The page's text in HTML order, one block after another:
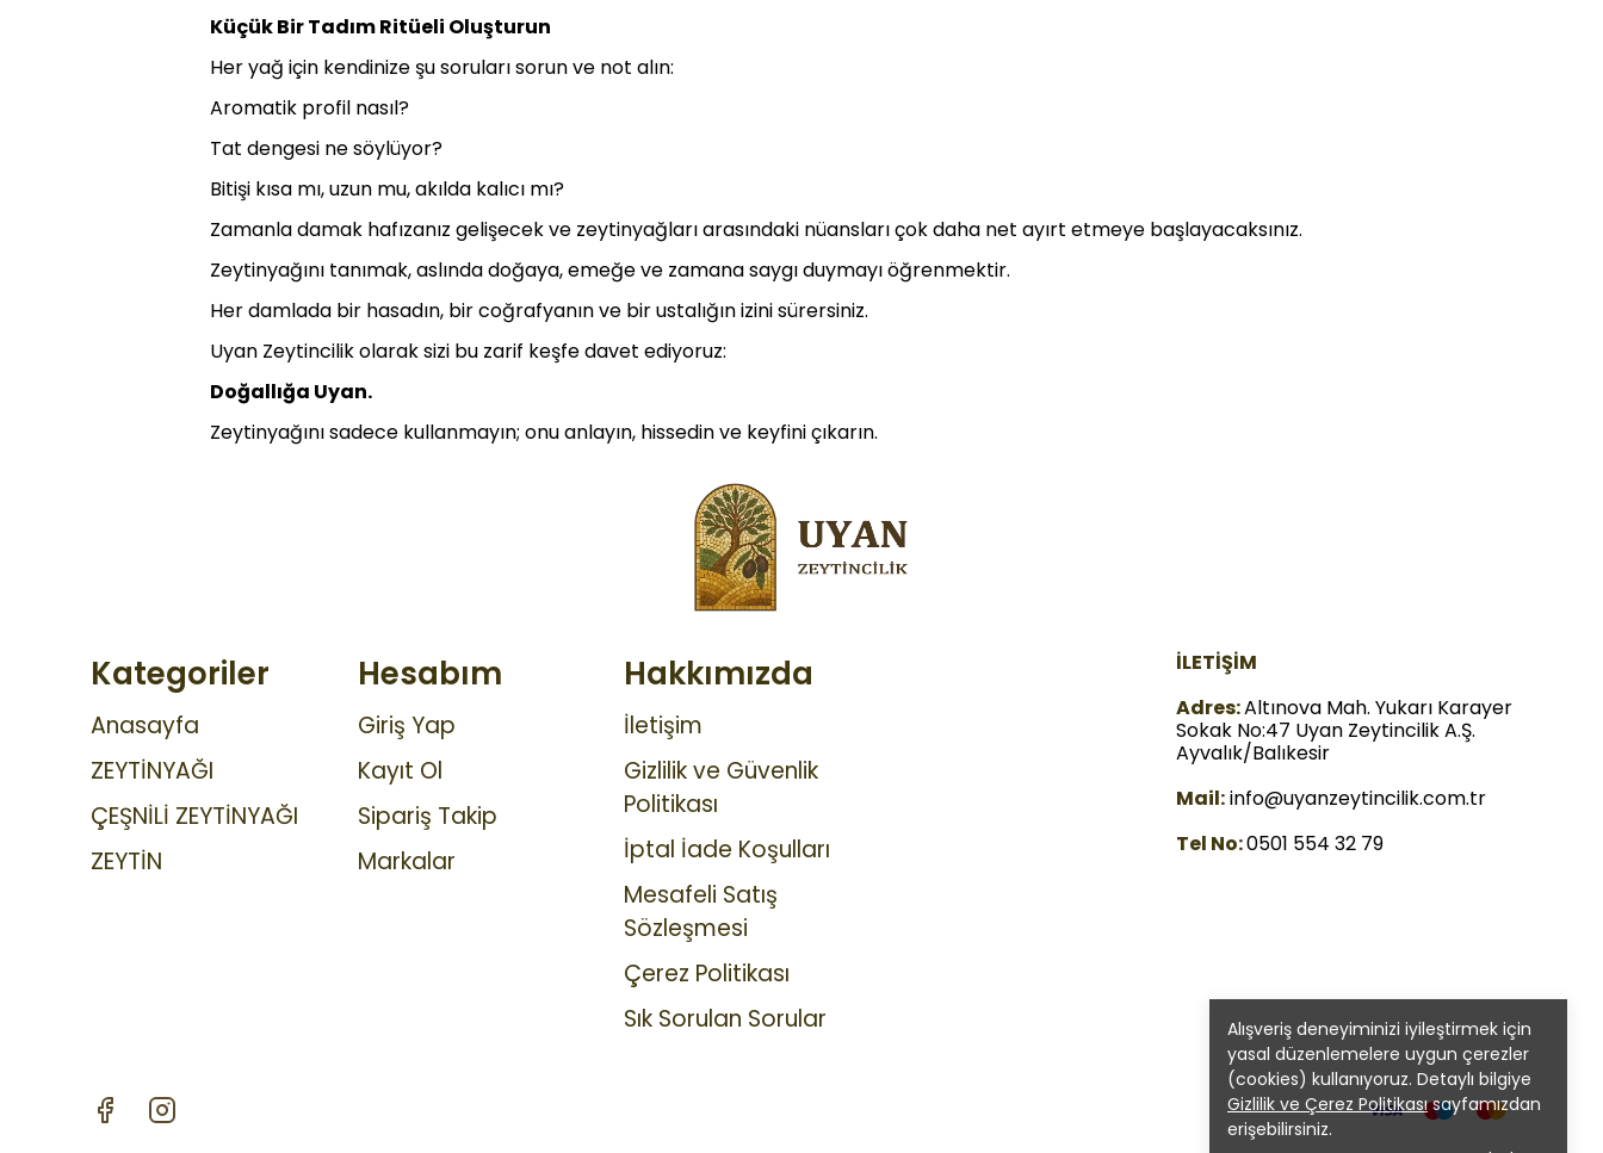
Alışveriş deneyiminizi iyileştirmek için
yasal düzenlemelere uygun çerezler
(cookies) kullanıyoruz. Detaylı bilgiye
Gizlilik ve Çerez Politikasısayfamızdan
erişebilirsiniz.
Küçük Bir Tadım Ritüeli Oluşturun
Her yağ için kendinize şu soruları sorun ve not alın:
Aromatik profil nasıl?
Tat dengesi ne söylüyor?
Bitişi kısa mı, uzun mu, akılda kalıcı mı?
Zamanla damak hafızanız gelişecek ve zeytinyağları arasındaki nüansları çok daha net ayırt etmeye başlayacaksınız.
Zeytinyağını tanımak, aslında doğaya, emeğe ve zamana saygı duymayı öğrenmektir.
Her damlada bir hasadın, bir coğrafyanın ve bir ustalığın izini sürersiniz.
Uyan Zeytincilik olarak sizi bu zarif keşfe davet ediyoruz:
Doğallığa Uyan.
Zeytinyağını sadece kullanmayın; onu anlayın, hissedin ve keyfini çıkarın.
Kategoriler
Anasayfa
ZEYTİNYAĞI
ÇEŞNİLİ ZEYTİNYAĞI
ZEYTİN
Hesabım
Giriş Yap
Kayıt Ol
Sipariş Takip
Markalar
Hakkımızda
İletişim
Gizlilik ve Güvenlik
Politikası
İptal İade Koşulları
Mesafeli Satış
Sözleşmesi
Çerez Politikası
Sık Sorulan Sorular
İLETİŞİM
Adres:Altınova Mah. Yukarı Karayer
Sokak No:47 Uyan Zeytincilik A.Ş.
Ayvalık/Balıkesir
Mail:info@uyanzeytincilik.com.tr
Tel No:0501 554 32 79